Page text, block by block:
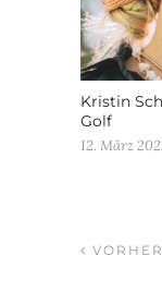
Kristin
Golf
12. März